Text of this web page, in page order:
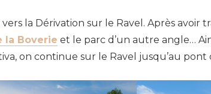
la Dérivation sur le Ravel. Après avoir
la Boverie et le parc d’un autre angle…
on continue sur le Ravel jusqu’au pont